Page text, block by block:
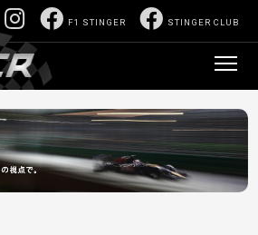
STINGER CLUB
F1 STINGER